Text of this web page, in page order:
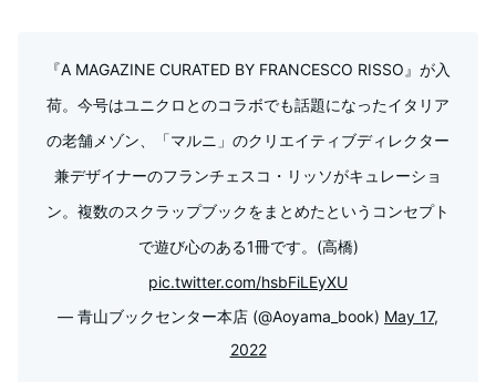
『A MAGAZINE CURATED BY FRANCESCO RISSO』が入
荷。今号はユニクロとのコラボでも話題になったイタリア
の老舗メゾン、「マルニ」のクリエイティブディレクター
兼デザイナーのフランチェスコ・リッソがキュレーショ
ン。複数のスクラップブックをまとめたというコンセプト
で遊び心のある1冊です。(高橋)
pic.twitter.com/hsbFiLEyXU
— 青山ブックセンター本店 (@Aoyama_book) May 17,
2022